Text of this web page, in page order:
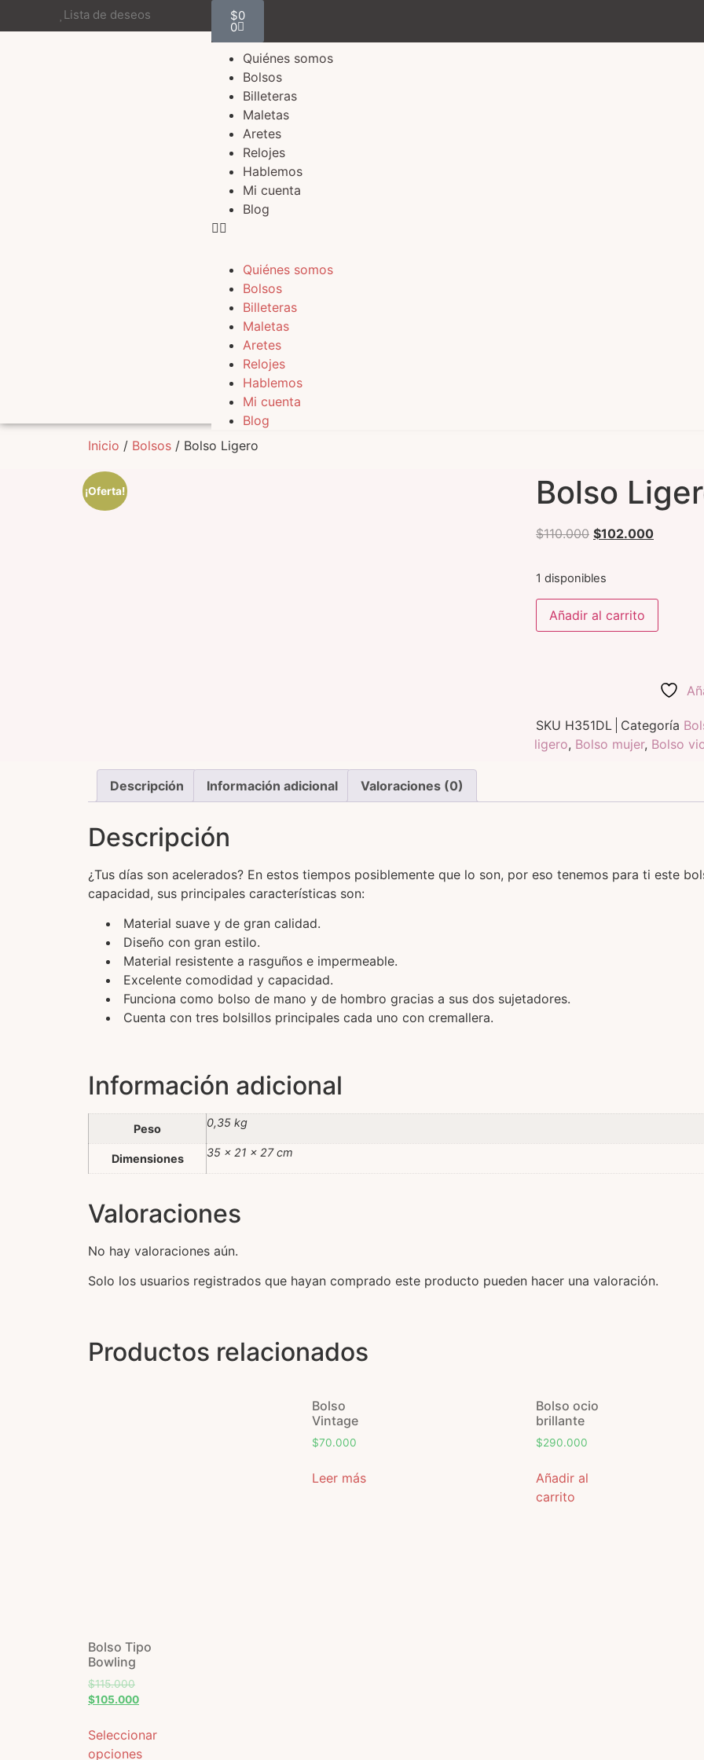
Lista de deseos $0
0
Quiénes somos
Bolsos
Billeteras
Maletas
Aretes
Relojes
Hablemos
Mi cuenta
Blog
Quiénes somos
Bolsos
Billeteras
Maletas
Aretes
Relojes
Hablemos
Mi cuenta
Blog
Inicio / Bolsos / Bolso Ligero
¡Oferta! Bolso
$110.000 $102.000
1 disponibles
Añadir al carrito
SKU H351DL Categoría
ligero, Bolso mujer, Bolso
Descripción Información adicional Valoraciones (0)
Descripción
¿Tus días son acelerados? En estos tiempos posiblemente que lo son, por eso tenemos para ti este
capacidad, sus principales características son:
Material suave y de gran calidad.
Diseño con gran estilo.
Material resistente a rasguños e impermeable.
Excelente comodidad y capacidad.
Funciona como bolso de mano y de hombro gracias a sus dos sujetadores.
Cuenta con tres bolsillos principales cada uno con cremallera.
Información adicional
Peso 0,35 kg
Dimensiones 35 × 21 × 27 cm
Valoraciones
No hay valoraciones aún.
Solo los usuarios registrados que hayan comprado este producto pueden hacer una valoración.
Productos relacionados
Bolso
Vintage
$70.000
Leer más
Bolso ocio
brillante
$290.000
Añadir al
carrito
Bolso Tipo
Bowling
$115.000
$105.000
Seleccionar
opciones